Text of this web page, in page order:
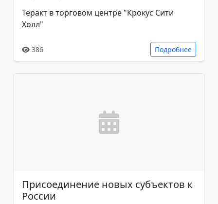
Теракт в торговом центре "Крокус Сити
Холл"
386 Подробнее
Присоединение новых субъектов к
России